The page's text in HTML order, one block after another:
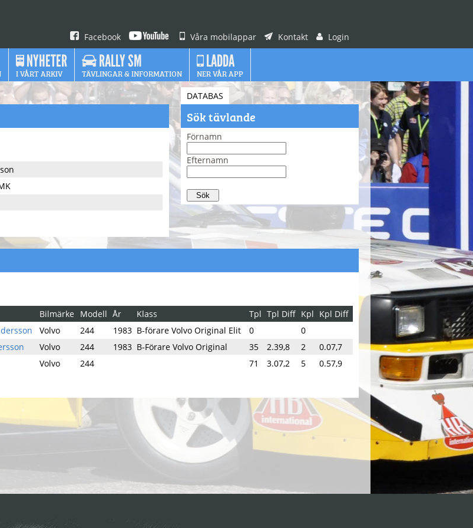
Facebook Våra mobilappar Kontakt Login
NYHETER
I VÅRT ARKIV
RALLY SM
TÄVLINGAR & INFORMATION
LADDA
NER VÅR APP
DATABAS
Sök tävlande
Förnamn
Efternamn
Bilmärke Modell År Klass Tpl Tpl Diff Kpl Kpl Diff
Volvo 244 1983 B-förare Volvo Original Elit 0
0
Volvo 244 1983 B-Förare Volvo Original 35 2.39,8 2
0.07,7
Volvo 244 71 3.07,2 5 0.57,9